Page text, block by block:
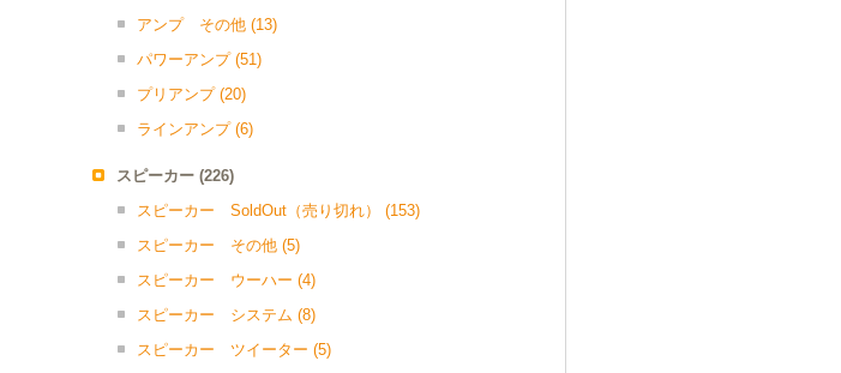
アンプ その他 (13)
パワーアンプ (51)
プリアンプ (20)
ラインアンプ (6)
スピーカー (226)
スピーカー SoldOut（売り切れ） (153)
スピーカー その他 (5)
スピーカー ウーハー (4)
スピーカー システム (8)
スピーカー ツイーター (5)